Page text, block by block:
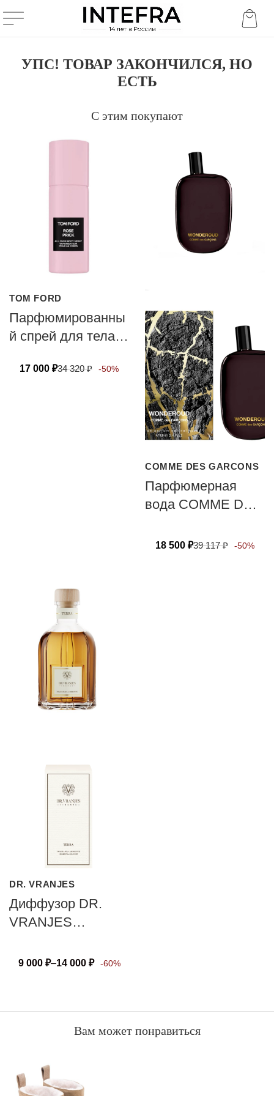
УПС! ТОВАР ЗАКОНЧИЛСЯ, НО
ЕСТЬ
С этим покупают
TOM FORD
Парфюмированны
й спрей для тела
PRICK 150 мл
17 000 ₽34 320₽ -50%
COMME DES GARCONS
Парфюмерная
вода COMME DES
WONDEROUD
18 500 ₽39 117₽ -50%
DR. VRANJES
Диффузор DR.
VRANJES
9 000 ₽–14 000 ₽ -60%
Вам может понравиться